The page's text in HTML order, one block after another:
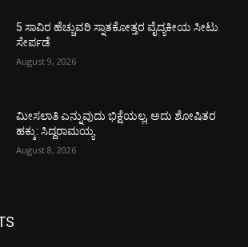
5 ಸಾವಿರ ಹೆಚ್ಚುವರಿ ಸ್ನಾತಕೋತ್ತರ ವೈದ್ಯಕೀಯ ಸೀಟು
ಸೇರ್ಪಡೆ
August 9, 2026
ಮೀಸಲಾತಿ ಎನ್ನುವುದು ಭಿಕ್ಷೆಯಲ್ಲ, ಅದು ಶೋಷಿತರ
ಹಕ್ಕು: ಸಿದ್ದರಾಮಯ್ಯ
August 8, 2026